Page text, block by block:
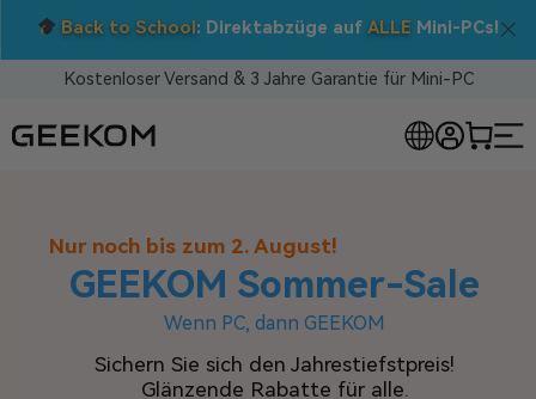
Back to School : Direktabzüge aufALLE Mini-PCs!
Kostenloser Versand & 3 Jahre Garantie für Mini-PC
Nur noch bis zum 2. August!
GEEKOM Sommer-Sale
Wenn PC, dann GEEKOM
Sichern Sie sich den Jahrestiefstpreis!
Glänzende Rabatte für alle.